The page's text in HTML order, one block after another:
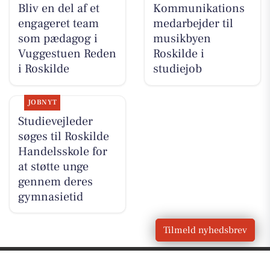
Bliv en del af et
engageret team
som pædagog i
Vuggestuen Reden
i Roskilde
Kommunikations
medarbejder til
musikbyen
Roskilde i
studiejob
JOBNYT
Studievejleder
søges til Roskilde
Handelsskole for
at støtte unge
gennem deres
gymnasietid
Tilmeld nyhedsbrev